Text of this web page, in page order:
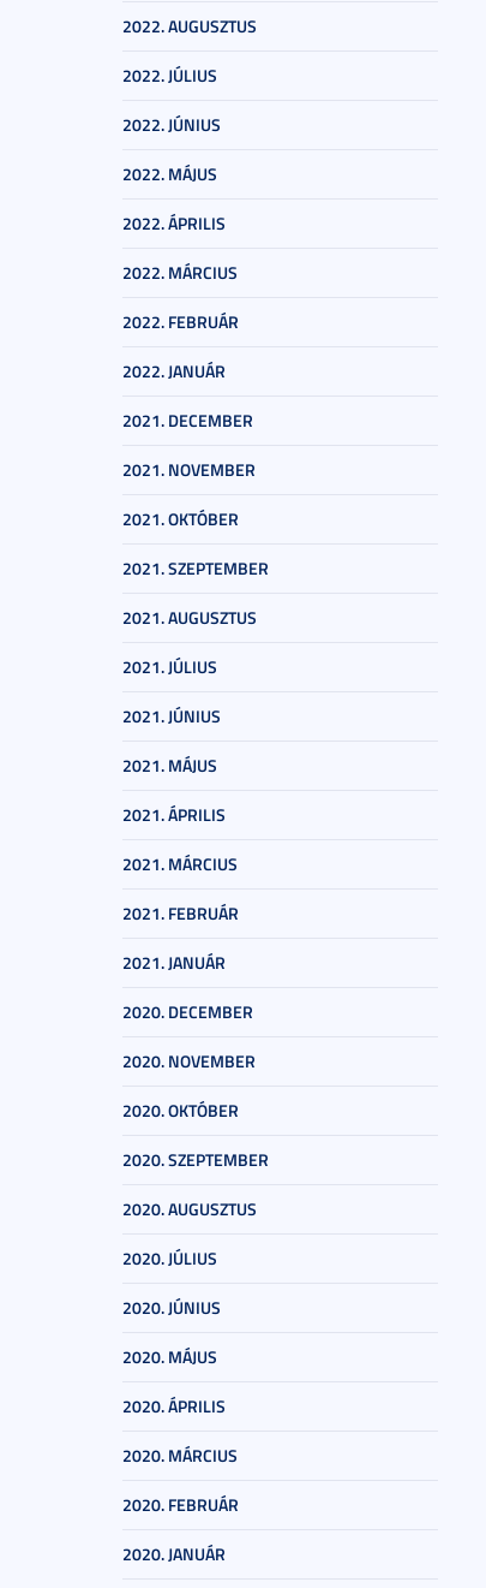
2022. AUGUSZTUS
2022. JÚLIUS
2022. JÚNIUS
2022. MÁJUS
2022. ÁPRILIS
2022. MÁRCIUS
2022. FEBRUÁR
2022. JANUÁR
2021. DECEMBER
2021. NOVEMBER
2021. OKTÓBER
2021. SZEPTEMBER
2021. AUGUSZTUS
2021. JÚLIUS
2021. JÚNIUS
2021. MÁJUS
2021. ÁPRILIS
2021. MÁRCIUS
2021. FEBRUÁR
2021. JANUÁR
2020. DECEMBER
2020. NOVEMBER
2020. OKTÓBER
2020. SZEPTEMBER
2020. AUGUSZTUS
2020. JÚLIUS
2020. JÚNIUS
2020. MÁJUS
2020. ÁPRILIS
2020. MÁRCIUS
2020. FEBRUÁR
2020. JANUÁR